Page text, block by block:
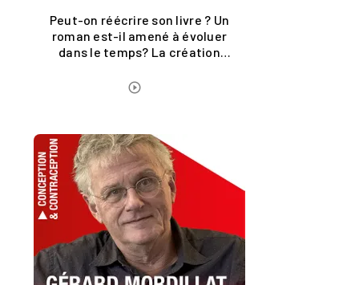
Peut-on réécrire son livre ? Un
roman est-il amené à évoluer
dans le temps? La création
d'âge ?
play_circle_outline